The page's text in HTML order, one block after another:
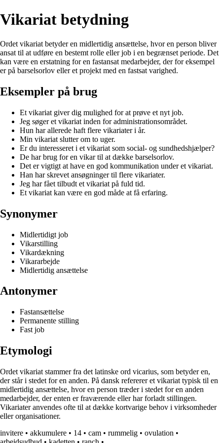
Vikariat betydning
Ordet vikariat betyder en midlertidig ansættelse, hvor en person bliver
ansat til at udføre en bestemt rolle eller job i en begrænset periode. Det
kan være en erstatning for en fastansat medarbejder, der for eksempel
er på barselsorlov eller et projekt med en fastsat varighed.
Eksempler på brug
Et vikariat giver dig mulighed for at prøve et nyt job.
Jeg søger et vikariat inden for administrationsområdet.
Hun har allerede haft flere vikariater i år.
Min vikariat slutter om to uger.
Er du interesseret i et vikariat som social- og sundhedshjælper?
De har brug for en vikar til at dække barselsorlov.
Det er vigtigt at have en god kommunikation under et vikariat.
Han har skrevet ansøgninger til flere vikariater.
Jeg har fået tilbudt et vikariat på fuld tid.
Et vikariat kan være en god måde at få erfaring.
Synonymer
Midlertidigt job
Vikarstilling
Vikardækning
Vikararbejde
Midlertidig ansættelse
Antonymer
Fastansættelse
Permanente stilling
Fast job
Etymologi
Ordet vikariat stammer fra det latinske ord vicarius, som betyder en,
der står i stedet for en anden. På dansk refererer et vikariat typisk til en
midlertidig ansættelse, hvor en person træder i stedet for en anden
medarbejder, der enten er fraværende eller har forladt stillingen.
Vikariater anvendes ofte til at dække kortvarige behov i virksomheder
eller organisationer.
invitere • akkumulere • 14 • cam • rummelig • ovulation •